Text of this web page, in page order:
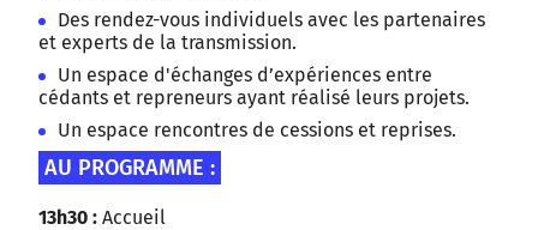
Des rendez-vous individuels avec les partenaires
et experts de la transmission.
Un espace d'échanges d’expériences entre
cédants et repreneurs ayant réalisé leurs projets.
Un espace rencontres de cessions et reprises.
AU PROGRAMME :
13h30 : Accueil